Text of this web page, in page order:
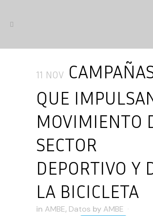
11 NOV
QUE
MOVIMIENTO
SECTOR
DEPORTIVO Y
LA BICICLETA
in AMBE, Datos by AMBE